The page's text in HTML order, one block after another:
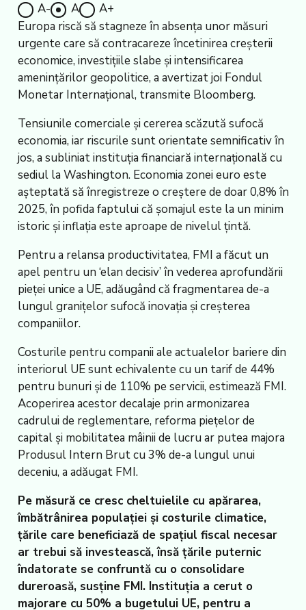
A- A
A+
Europa riscă să stagneze în absența unor măsuri
urgente care să contracareze încetinirea creșterii
economice, investițiile slabe și intensificarea
amenințărilor geopolitice, a avertizat joi Fondul
Monetar Internațional, transmite Bloomberg.
Tensiunile comerciale și cererea scăzută sufocă
economia, iar riscurile sunt orientate semnificativ în
jos, a subliniat instituția financiară internațională cu
sediul la Washington. Economia zonei euro este
așteptată să înregistreze o creștere de doar 0,8% în
2025, în pofida faptului că șomajul este la un minim
istoric și inflația este aproape de nivelul țintă.
Pentru a relansa productivitatea, FMI a făcut un
apel pentru un ‘elan decisiv’ în vederea aprofundării
pieței unice a UE, adăugând că fragmentarea de-a
lungul granițelor sufocă inovația și creșterea
companiilor.
Costurile pentru companii ale actualelor bariere din
interiorul UE sunt echivalente cu un tarif de 44%
pentru bunuri și de 110% pe servicii, estimează FMI.
Acoperirea acestor decalaje prin armonizarea
cadrului de reglementare, reforma piețelor de
capital și mobilitatea mâinii de lucru ar putea majora
Produsul Intern Brut cu 3% de-a lungul unui
deceniu, a adăugat FMI.
Pe măsură ce cresc cheltuielile cu apărarea,
îmbătrânirea populației și costurile climatice,
țările care beneficiază de spațiul fiscal necesar
ar trebui să investească, însă țările puternic
îndatorate se confruntă cu o consolidare
dureroasă, susține FMI. Instituția a cerut o
majorare cu 50% a bugetului UE, pentru a